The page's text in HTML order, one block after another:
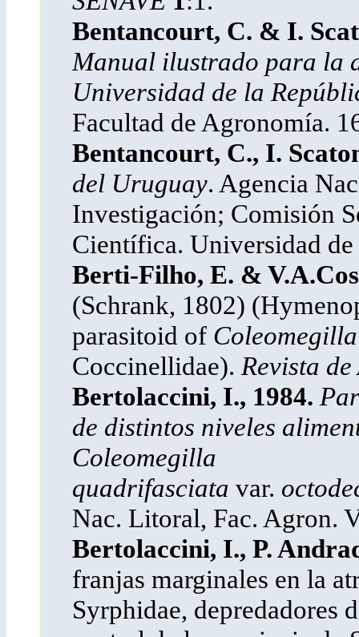
Bentancourt, C. & I.
Manual ilustrado para la
Universidad de la
Facultad de Agronomía.
Bentancourt, C., I.
del Uruguay. Agencia
Investigación; Comisión
Científica. Universidad
Berti-Filho, E. &
(Schrank, 1802)
parasitoid of
Coccinellidae). Revista
Bertolaccini, I., 1984.
de distintos niveles
Coleomegilla
quadrifasciata var.
Nac. Litoral, Fac. Agron.
Bertolaccini, I., P.
franjas marginales en la
Syrphidae, depredadores